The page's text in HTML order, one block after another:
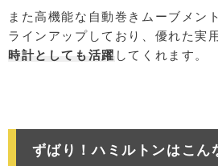
また高機能な自動巻きムーブメン
ラインアップしており、優れた実
時計としても活躍 してくれます。
ずばり！ハミルトンはこん